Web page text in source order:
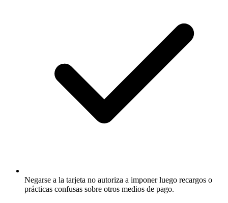
Negarse a la tarjeta no autoriza a imponer luego recargos o
prácticas confusas sobre otros medios de pago.